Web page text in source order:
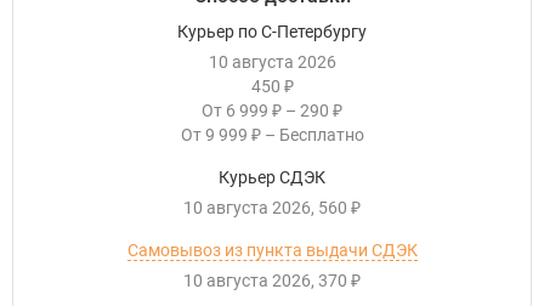
Курьер по С-Петербургу
10 августа 2026
450 ₽
От 6 999 ₽ – 290 ₽
От 9 999 ₽ – Бесплатно
Курьер СДЭК
10 августа 2026 560 ₽
Самовывоз из пункта выдачи СДЭК
10 августа 2026 370 ₽